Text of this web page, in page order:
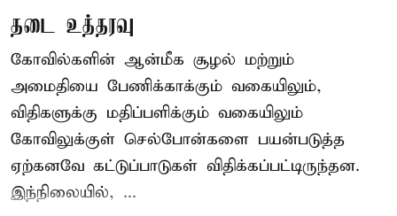
தடை உத்தரவு
கோவில்களின் ஆன்மீக சூழல் மற்றும்
அமைதியை பேணிக்காக்கும் வகையிலும்,
விதிகளுக்கு மதிப்பளிக்கும் வகையிலும்
கோவிலுக்குள் செல்போன்களை பயன்படுத்த
ஏற்கனவே கட்டுப்பாடுகள் விதிக்கப்பட்டிருந்தன.
இந்நிலையில், ...